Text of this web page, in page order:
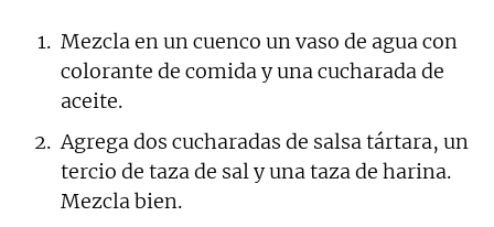
Mezcla en un cuenco un vaso de agua con
colorante de comida y una cucharada de
aceite.
Agrega dos cucharadas de salsa tártara, un
tercio de taza de sal y una taza de harina.
Mezcla bien.